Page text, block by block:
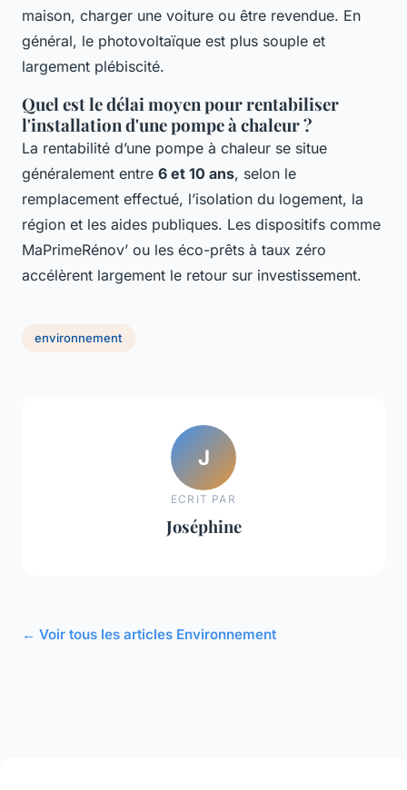
maison, charger une voiture ou être revendue. En
général, le photovoltaïque est plus souple et
largement plébiscité.
Quel est le délai moyen pour rentabiliser
l'installation d'une pompe à chaleur ?
La rentabilité d’une pompe à chaleur se situe
généralement entre 6 et 10 ans, selon le
remplacement effectué, l’isolation du logement, la
région et les aides publiques. Les dispositifs comme
MaPrimeRénov’ ou les éco-prêts à taux zéro
accélèrent largement le retour sur investissement.
environnement
J
ECRIT PAR
Joséphine
← Voir tous les articles Environnement